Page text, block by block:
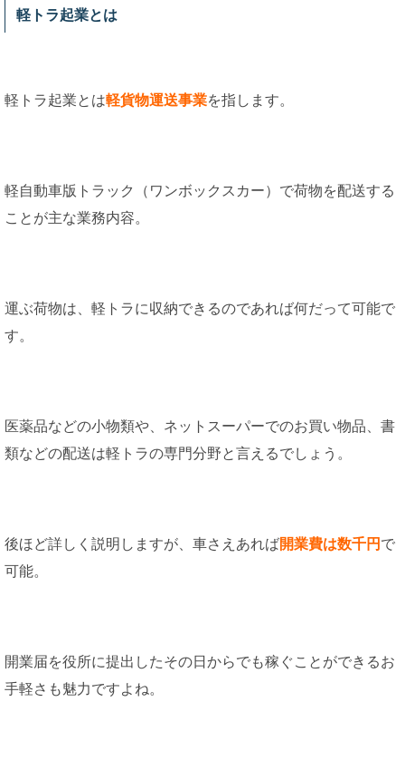
軽トラ起業とは
軽トラ起業とは軽貨物運送事業を指します。
軽自動車版トラック（ワンボックスカー）で荷物を配送する
ことが主な業務内容。
運ぶ荷物は、軽トラに収納できるのであれば何だって可能で
す。
医薬品などの小物類や、ネットスーパーでのお買い物品、書
類などの配送は軽トラの専門分野と言えるでしょう。
後ほど詳しく説明しますが、車さえあれば開業費は数千円 で
可能。
開業届を役所に提出したその日からでも稼ぐことができるお
手軽さも魅力ですよね。